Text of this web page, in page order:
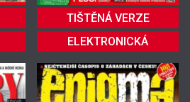
TIŠTĚNÁ VERZE
ELEKTRONICKÁ